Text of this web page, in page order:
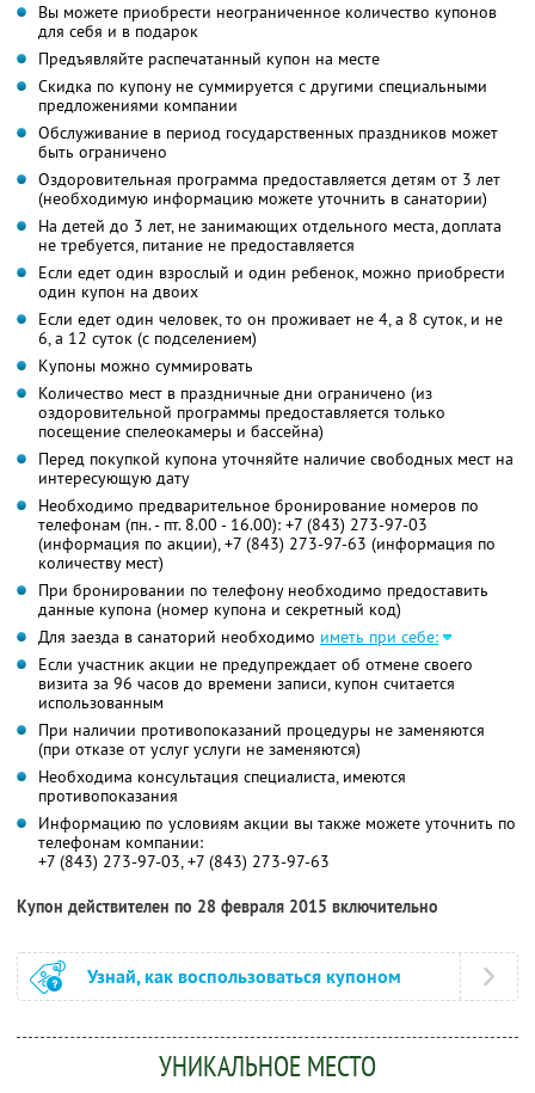
Вы можете приобрести неограниченное количество купонов
для себя и в подарок
Предъявляйте распечатанный купон на месте
Скидка по купону не суммируется с другими специальными
предложениями компании
Обслуживание в период государственных праздников может
быть ограничено
Оздоровительная программа предоставляется детям от 3 лет
(необходимую информацию можете уточнить в санатории)
На детей до 3 лет, не занимающих отдельного места, доплата
не требуется, питание не предоставляется
Если едет один взрослый и один ребенок, можно приобрести
один купон на двоих
Если едет один человек, то он проживает не 4, а 8 суток, и не
6, а 12 суток (с подселением)
Купоны можно суммировать
Количество мест в праздничные дни ограничено (из
оздоровительной программы предоставляется только
посещение спелеокамеры и бассейна)
Перед покупкой купона уточняйте наличие свободных мест на
интересующую дату
Необходимо предварительное бронирование номеров по
телефонам (пн. - пт. 8.00 - 16.00): +7 (843) 273-97-03
(информация по акции), +7 (843) 273-97-63 (информация по
количеству мест)
При бронировании по телефону необходимо предоставить
данные купона (номер купона и секретный код)
Для заезда в санаторий необходимо иметь при себе:
Если участник акции не предупреждает об отмене своего
визита за 96 часов до времени записи, купон считается
использованным
При наличии противопоказаний процедуры не заменяются
(при отказе от услуг услуги не заменяются)
Необходима консультация специалиста, имеются
противопоказания
Информацию по условиям акции вы также можете уточнить по
телефонам компании:
+7 (843) 273-97-03, +7 (843) 273-97-63
Купон действителен по 28 февраля 2015 включительно
Узнай, как воспользоваться купоном
УНИКАЛЬНОЕ МЕСТО